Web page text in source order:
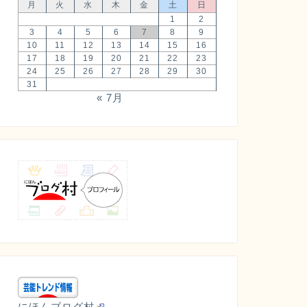
月 火 水 木 金 土
日
1
2
3
4 5 6 7 8
9
10
11 12 13 14 15
16
17
18 19 20 21 22
23
24
25 26 27 28 29
30
31
« 7月